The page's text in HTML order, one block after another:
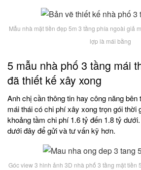
Mẫu nhà mặt tiền đẹp 5m 3 tầng phía ngoài giả
lợp là mái bằng
5 mẫu nhà phố 3 tầng mái
đã thiết kế xây xong
Anh chị cần thông tin hay công năng
mái thái có chi phí xây xong trọn gói thời
khoảng tầm chi phí 1.6 tỷ đến 1.8 tỷ
dưới đây để gửi và tư vấn kỹ hơn.
Góc view 3 hình ảnh 3D nhà phố 3 tầng mặt tiền